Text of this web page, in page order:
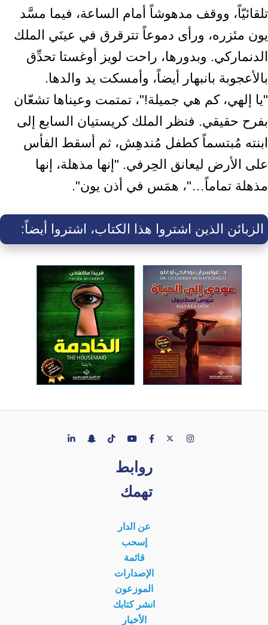
تلقائيّاً، ووقف مدهوشاً أمام الساعة، فيما مسَّد
يون مئزره، ورأى دموعاً تترقرق في عينَي الملك
الدنماركي. وبدورها، راحت لويز أوغستا تحدِّق
بالأعجوبة بانبهار أيضاً، وأمسكت يد والدها.
"يا إلهي، كم هي جميلة!"، تمتمت وعيناها تشعّان
بفرح حقيقي. فنظر الملك كريستيان السابع إلى
ابنته مُبتسماً كطفل مُندهِش، ثم أسقط الفأس
على الأرض ليعانق الحِرفي. "إنها مذهلة، إنها
مذهلة تماماً…"، همَس في أذن يون".
الزبائن الذين اشتروا هذا الكتاب، اشتروا أيضاً:
روابط
تهمك
عن الدار
إسحب
قائمة
الإصدارات
الموزعون
انشر كتابك
الأخبار